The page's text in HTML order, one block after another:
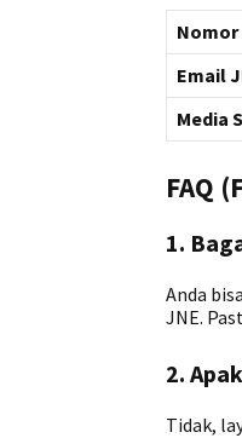
Nomor
Email
Media
FAQ
1.
Anda
JNE.
2.
Tidak,